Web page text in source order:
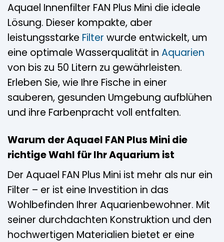
Aquael Innenfilter FAN Plus Mini die ideale
Lösung. Dieser kompakte, aber
leistungsstarke Filter wurde entwickelt, um
eine optimale Wasserqualität in Aquarien
von bis zu 50 Litern zu gewährleisten.
Erleben Sie, wie Ihre Fische in einer
sauberen, gesunden Umgebung aufblühen
und ihre Farbenpracht voll entfalten.
Warum der Aquael FAN Plus Mini die
richtige Wahl für Ihr Aquarium ist
Der Aquael FAN Plus Mini ist mehr als nur ein
Filter – er ist eine Investition in das
Wohlbefinden Ihrer Aquarienbewohner. Mit
seiner durchdachten Konstruktion und den
hochwertigen Materialien bietet er eine